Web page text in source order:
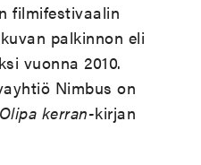
filmifestivaalin
palkinnon eli
vuonna 2010.
Nimbus on
Olipa kerran-kirjan